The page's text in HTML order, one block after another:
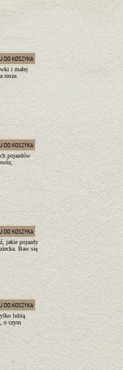
i małej
rusza
pojazdów
jakie pojazdy
Baw się
lubią
o czym